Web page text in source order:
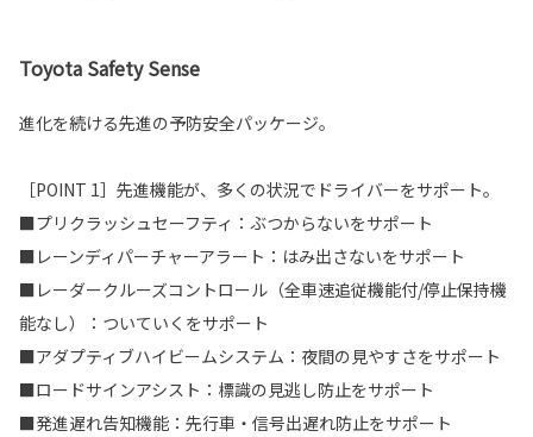
Toyota Safety Sense
進化を続ける先進の予防安全パッケージ。
［POINT 1］先進機能が、多くの状況でドライバーをサポート。
■プリクラッシュセーフティ：ぶつからないをサポート
■レーンディパーチャーアラート：はみ出さないをサポート
■レーダークルーズコントロール（全車速追従機能付/停止保持機
能なし）：ついていくをサポート
■アダプティブハイビームシステム：夜間の見やすさをサポート
■ロードサインアシスト：標識の見逃し防止をサポート
■発進遅れ告知機能：先行車・信号出遅れ防止をサポート